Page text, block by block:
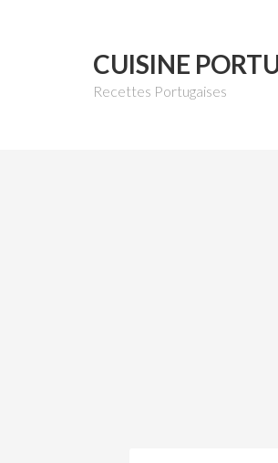
CUISINE
Recettes Portugaises